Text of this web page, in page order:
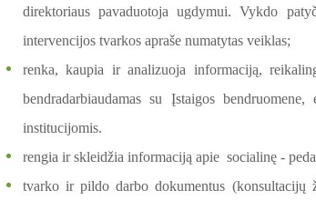
direktoriaus pavaduotoja ugdymui. Vykdo
intervencijos tvarkos apraše numatytas veiklas;
renka, kaupia ir analizuoja informaciją,
bendradarbiaudamas su Įstaigos
institucijomis.
rengia ir skleidžia informaciją apie socialinę -
tvarko ir pildo darbo dokumentus (konsultacijų